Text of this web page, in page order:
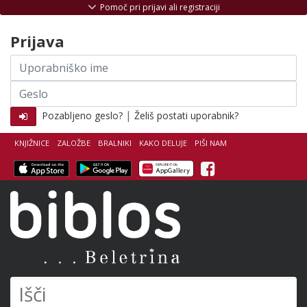
KNJIŽNICE ZALOŽBE BRALNIKI KAKO DELUJE PIŠI NAM
Facebook
Pomoč pri prijavi ali registraciji
Prijava
Uporabniško
ime
Geslo
Pozabljeno geslo? | Želiš postati uporabnik?